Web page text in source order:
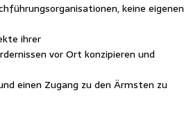
keine eigenen
ihrer
vor Ort konzipieren und
einen Zugang zu den Ärmsten zu